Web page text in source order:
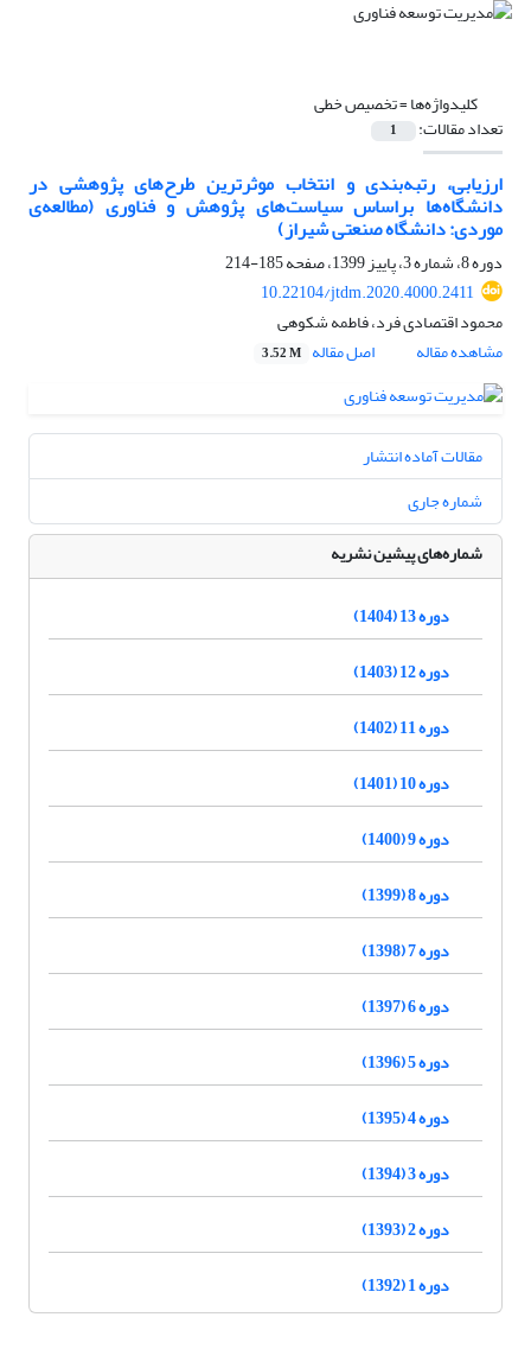
کلیدواژه‌ها =تخصیص خطی
تعداد مقالات: 1
ارزیابی، رتبه‌بندی و انتخاب موثرترین طرح‌های پژوهشی در
دانشگاه‌ها براساس سیاست‌های پژوهش و فناوری (مطالعه‌ی
موردی: دانشگاه صنعتی شیراز)
دوره 8، شماره 3، پاییز 1399، صفحه
185-214
10.22104/jtdm.2020.4000.2411
محمود اقتصادی فرد، فاطمه شکوهی
مشاهده مقاله
اصل مقاله 3.52 M
مقالات آماده انتشار
شماره جاری
شماره‌های پیشین نشریه
دوره 13 (1404)
دوره 12 (1403)
دوره 11 (1402)
دوره 10 (1401)
دوره 9 (1400)
دوره 8 (1399)
دوره 7 (1398)
دوره 6 (1397)
دوره 5 (1396)
دوره 4 (1395)
دوره 3 (1394)
دوره 2 (1393)
دوره 1 (1392)